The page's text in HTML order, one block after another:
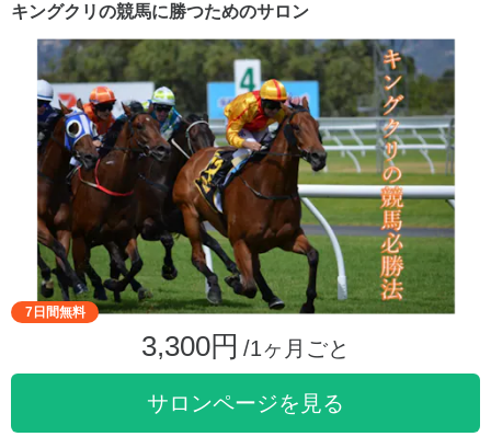
キングクリの競馬に勝つためのサロン
7日間無料
3,300円 /1ヶ月ごと
サロンページを見る